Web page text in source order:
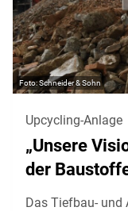
Schneider & Sohn
Upcycling-Anlage
„Unsere
der
Das Tiefbau- und